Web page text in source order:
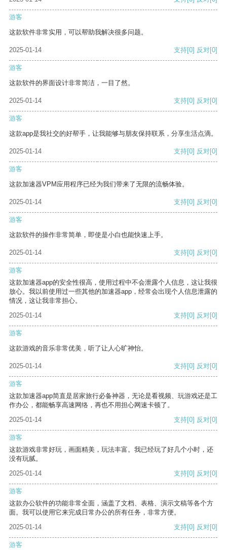
游客
这款软件非常实用，可以帮助我解决很多问题。
2025-01-14 支持[0] 反对[0]
游客
这款软件的界面设计非常简洁，一目了然。
2025-01-14 支持[0] 反对[0]
游客
这款app是我社交的好帮手，让我能够与朋友保持联系，分享生活点滴。
2025-01-14 支持[0] 反对[0]
游客
这款加速器VPM应用程序已经为我们带来了无限的流畅体验。
2025-01-14 支持[0] 反对[0]
游客
这款软件的操作非常简单，即使是小白也能快速上手。
2025-01-14 支持[0] 反对[0]
游客
这款加速器app的安全性很高，使用过程中不会泄露个人信息，这让我很
放心。我以前使用过一些其他的加速器app，经常会出现个人信息泄露的
情况，这让我非常担心。
2025-01-14
支持[0] 反对[0]
游客
这款游戏的音乐非常优美，听了让人心旷神怡。
2025-01-14 支持[0] 反对[0]
游客
这款加速器app简直是居家旅行必备神器，无论是看视频、玩游戏还是工
作办公，都能畅享高速网络，再也不用担心网速卡顿了。
2025-01-14
支持[0] 反对[0]
游客
这款游戏非常好玩，画面精美，玩法丰富。我已经玩了好几个小时，还
没有玩腻。
2025-01-14
支持[0] 反对[0]
游客
这款办公软件的功能非常全面，涵盖了文档、表格、演示文稿等各个方
面。我可以使用它来完成日常办公的所有任务，非常方便。
2025-01-14
支持[0] 反对[0]
游客